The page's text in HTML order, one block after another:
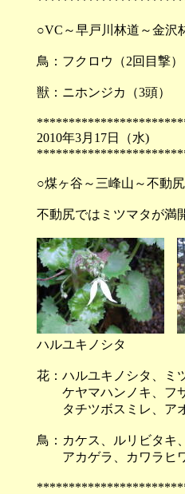
○VC～早戸川林道～金沢
鳥：フクロウ（2回目撃）
獣：ニホンジカ（3頭）
2010年3
○煤ヶ谷～三峰山～不動尻
不動尻ではミツマタが満
ハルユキノ
花：ハルユキノシタ、ミ
ケヤマハンノキ、フサ
タチツボスミレ、ア
鳥：カケス、ルリビタキ
アカゲラ、カワラヒワ